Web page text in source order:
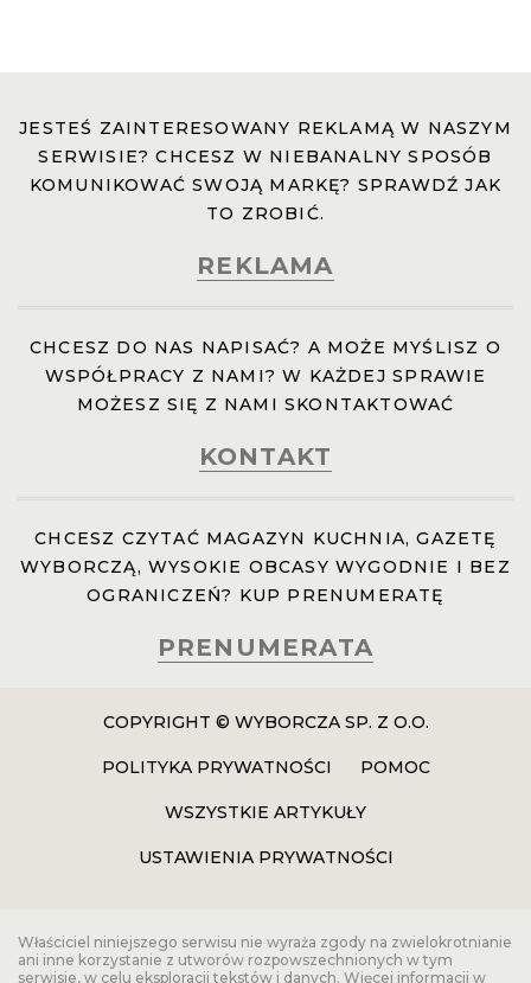
JESTEŚ ZAINTERESOWANY REKLAMĄ W NASZYM
SERWISIE? CHCESZ W NIEBANALNY SPOSÓB
KOMUNIKOWAĆ SWOJĄ MARKĘ? SPRAWDŹ JAK
TO ZROBIĆ.
REKLAMA
CHCESZ DO NAS NAPISAĆ? A MOŻE MYŚLISZ O
WSPÓŁPRACY Z NAMI? W KAŻDEJ SPRAWIE
MOŻESZ SIĘ Z NAMI SKONTAKTOWAĆ
KONTAKT
CHCESZ CZYTAĆ MAGAZYN KUCHNIA, GAZETĘ
WYBORCZĄ, WYSOKIE OBCASY WYGODNIE I BEZ
OGRANICZEŃ? KUP PRENUMERATĘ
PRENUMERATA
COPYRIGHT © WYBORCZA SP. Z O.O.
POLITYKA PRYWATNOŚCI POMOC
WSZYSTKIE ARTYKUŁY
USTAWIENIA PRYWATNOŚCI
Właściciel niniejszego serwisu nie wyraża zgody na zwielokrotnianie
ani inne korzystanie z utworów rozpowszechnionych w tym
serwisie, w celu eksploracji tekstów i danych. Więcej informacji w